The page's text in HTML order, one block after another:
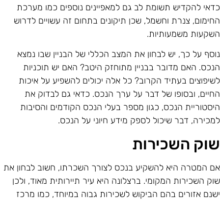
להקדיש תשומת לב גם למאפיינים נוספים כמו מערכת
צנרת וחשמל, שכן תיקונים בתחום זה עשויים לדרוש
משמעותיות.
על כך, יש לבחון את המצב הכללי של הבניין שבו נמצא
האם מדובר בבניין מתוחזק היטב? האם יש תוכניות
בעתיד הקרוב? כל אלה יכולים להשפיע על איכות
ובסופו של דבר על ערך הנכס. כדאי גם לבדוק את
הנכס, כגון מספר בעלי הנכס הקודמים והסיבות
דבר שיכול לספק מידע חיוני על הנכס.
השכירות
המטרה היא להשקיע בנכס לצורך השכרתו, חשוב לבחון את
השכירות המקומי. ברצלונה היא עיר תיירותית מאוד, ולכן
אזורים בהם הביקוש לשכירות גבוה במיוחד, כמו מרכז